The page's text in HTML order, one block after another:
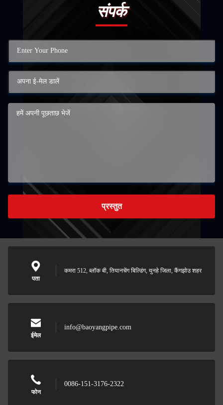
संपर्क
प्रस्तुत
पता
कमरा 512, ब्लॉक बी, तियानचेंग बिल्डिंग, युनहे जिला, कैंगझोउ शहर
ईमेल
info@baoyangpipe.com
फोन
0086-151-3176-2322